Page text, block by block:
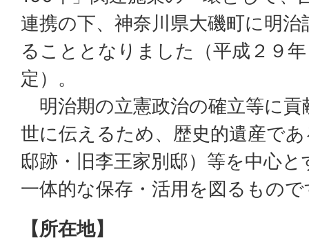
連携の下、神奈川県大磯町に明
ることとなりました（平成２９
定）。
明治期の立憲政治の確立等に貢
世に伝えるため、歴史的遺産で
邸跡・旧李王家別邸）等を中心
一体的な保存・活用を図るもの
【所在地】